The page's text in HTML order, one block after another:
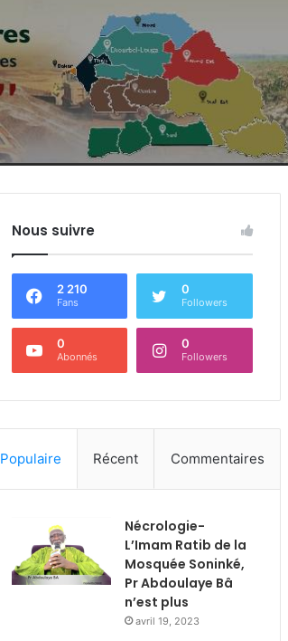
Nous suivre
2 210
Fans
0
Followers
0
Abonnés
0
Followers
Populaire Récent Commentaires
Nécrologie-
L’Imam Ratib de la
Mosquée Soninké,
Pr Abdoulaye Bâ
n’est plus
avril 19, 2023